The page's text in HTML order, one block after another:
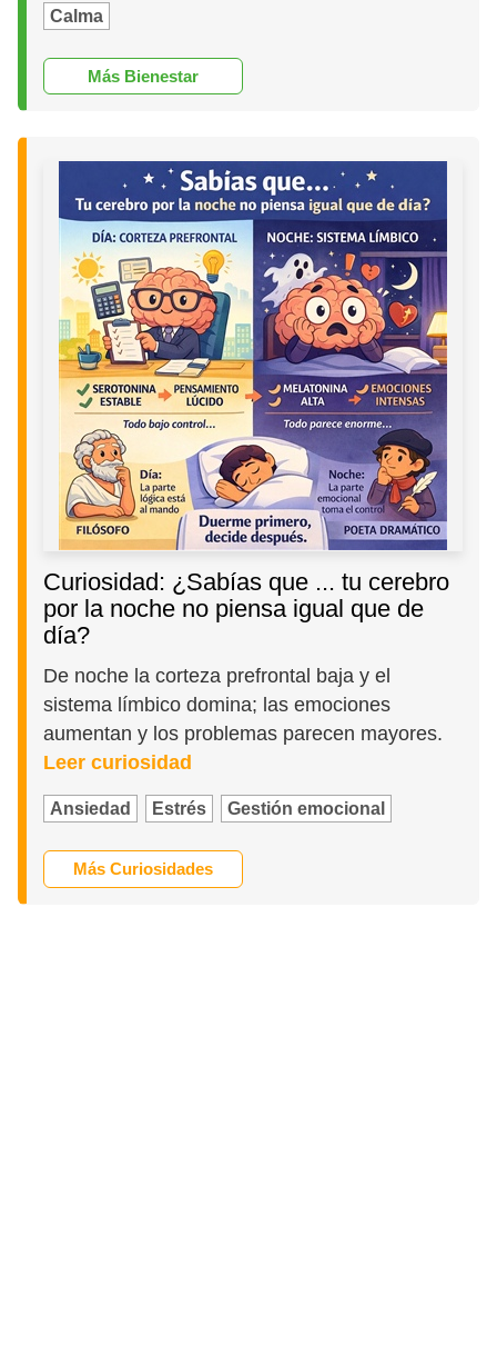
Calma
Más Bienestar
Curiosidad: ¿Sabías que ... tu cerebro
por la noche no piensa igual que de
día?
De noche la corteza prefrontal baja y el
sistema límbico domina; las emociones
aumentan y los problemas parecen mayores.
Leer curiosidad
Ansiedad Estrés Gestión emocional
Más Curiosidades